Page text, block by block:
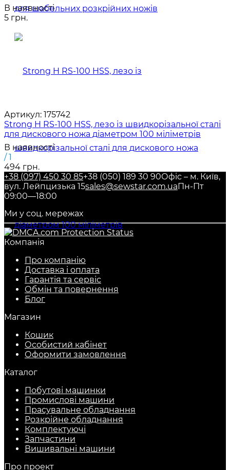
В наявності
5 грн.
Артикул: 175742
Strong H RS-100 HSS, лезо із швидкорізальної сталі
для дискового ножа діаметром 100 міліметрів
В наявності
/ 1
494 грн.
+38 (097) 450 30 85+38 (050) 189 30 90Офіс – м. Київ,
вул. Лейпцизька 15sales@sewstar.com.uaПн-Пт
09:00—18:00
Ми у соц. мережах
Компанія
Про компанію
Доставка і оплата
Гарантія та сервіс
Обмін та повернення
Блог
Магазин
Кошик
Особистий кабінет
Оформити замовлення
Каталог
Побутові машинки
Промислові машини
Прасувальне обладнання
Розкрійне обладнання
Комплектуючі
Запчастини
Вишивальні машини
Про проект